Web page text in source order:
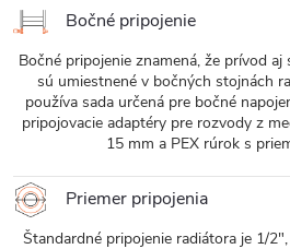
Bočné pripojenie
Bočné pripojenie znamená, že prívod
sú umiestnené v bočných stojnách
používa sada určená pre bočné
pripojovacie adaptéry pre rozvody z
15 mm a PEX rúrok s
Priemer pripojenia
Štandardné pripojenie radiátora je 1/